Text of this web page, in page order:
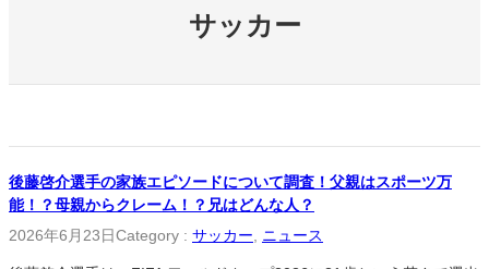
サッカー
後藤啓介選手の家族エピソードについて調査！父親はスポーツ万
能！？母親からクレーム！？兄はどんな人？
2026年6月23日Category : サッカー ニュース